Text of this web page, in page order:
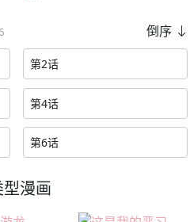
倒序
第2话
第4话
第6话
型漫画